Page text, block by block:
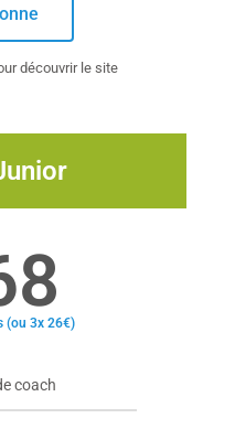
découvrir le site
(ou 3x 26€)
coach